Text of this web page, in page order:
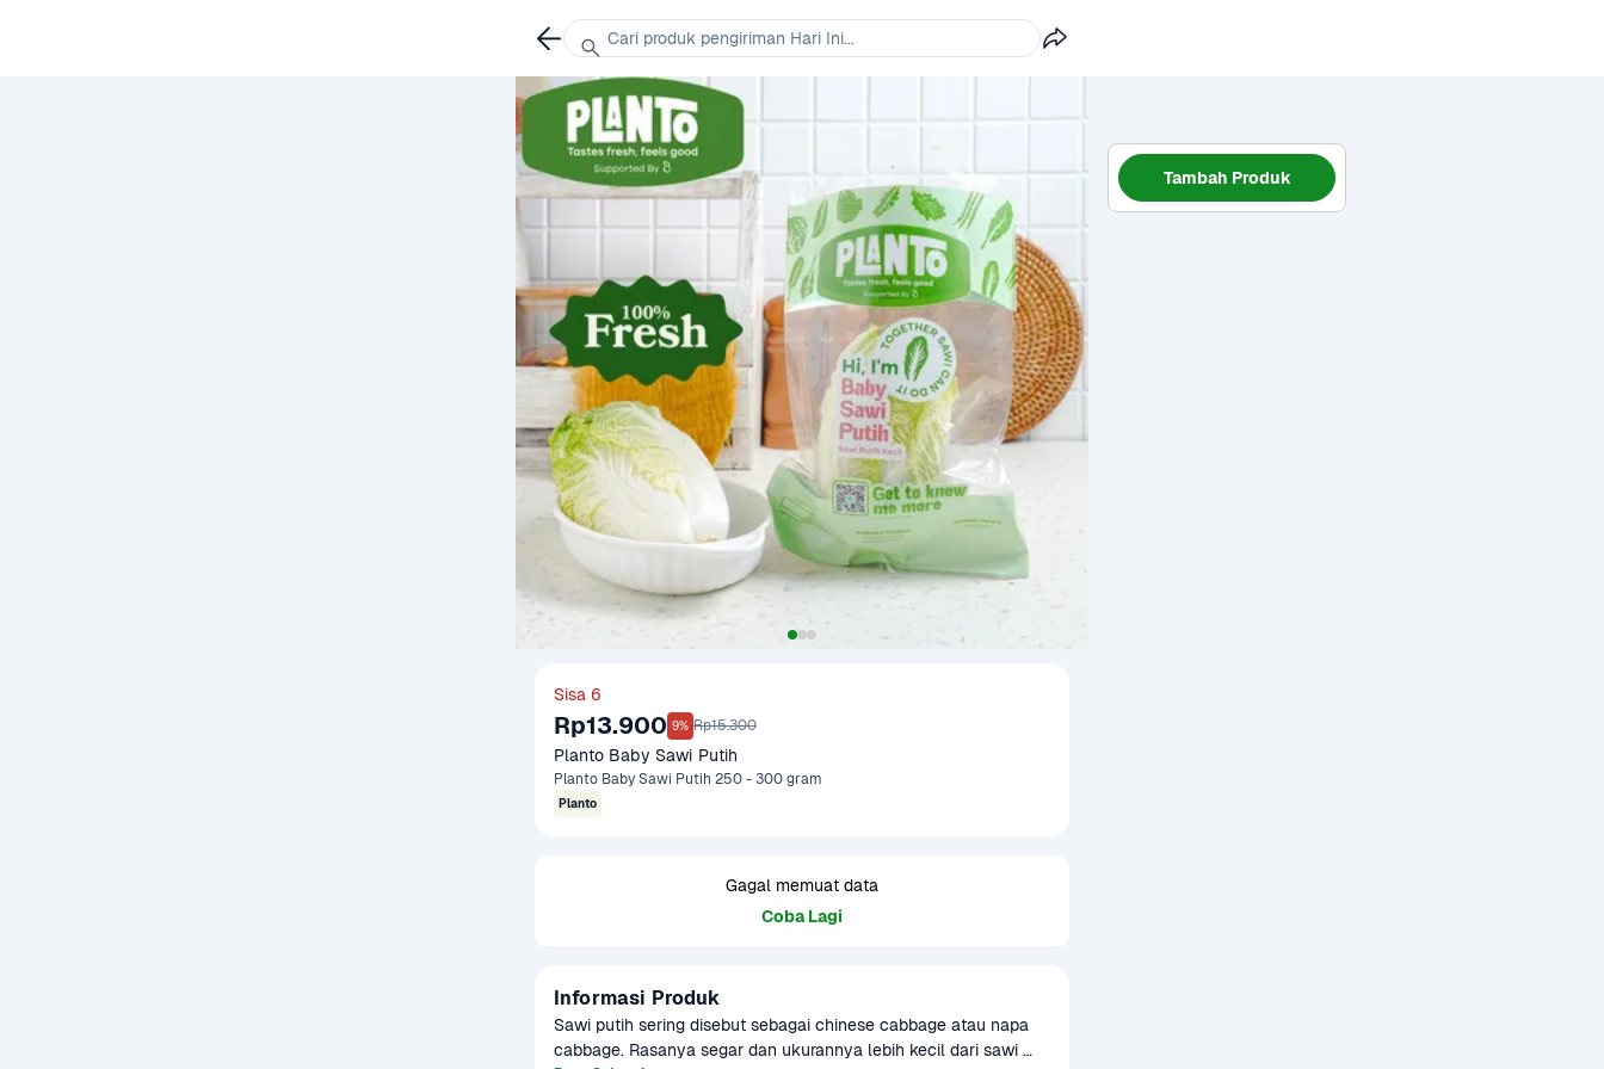
Sisa 6
Rp13.900 9% Rp15.300
Planto Baby Sawi Putih
Planto Baby Sawi Putih 250 - 300 gram
Planto
Gagal memuat data
Coba Lagi
Informasi Produk
Sawi putih sering disebut sebagai chinese cabbage atau napa
cabbage. Rasanya segar dan ukurannya lebih kecil dari sawi
Tambah Produk
Cari produk pengiriman Hari Ini...